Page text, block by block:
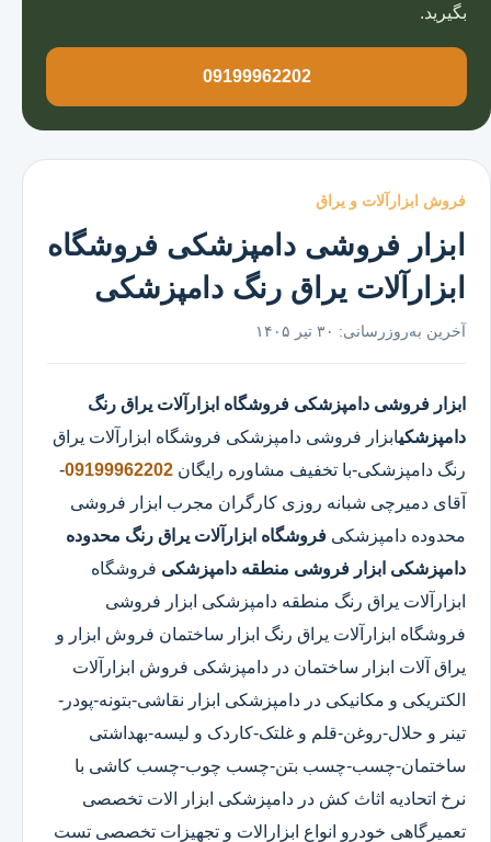
فروش ابزارآلات و یراق
ابزار فروشی دامپزشکی فروشگاه
ابزارآلات یراق رنگ دامپزشکی
آخرین به‌روزرسانی: ۳۰ تیر ۱۴۰۵
ابزار فروشی دامپزشکی فروشگاه ابزارآلات یراق رنگ
دامپزشکیابزار فروشی دامپزشکی فروشگاه ابزارآلات یراق
رنگ دامپزشکی-با تخفیف مشاوره رایگان 09199962202
-
آقای دمیرچی شبانه روزی کارگران مجرب ابزار فروشی
محدوده دامپزشکی فروشگاه ابزارآلات یراق رنگ محدوده
دامپزشکی ابزار فروشی منطقه دامپزشکی فروشگاه
ابزارآلات یراق رنگ منطقه دامپزشکی ابزار فروشی
فروشگاه ابزارآلات یراق رنگ ابزار ساختمان فروش ابزار و
یراق آلات ابزار ساختمان در دامپزشکی فروش ابزارآلات
الکتریکی و مکانیکی در دامپزشکی ابزار نقاشی-بتونه-پودر-
تینر و حلال-روغن-قلم و غلتک-کاردک و لیسه-بهداشتی
ساختمان-چسب-چسب بتن-چسب چوب-چسب کاشی با
نرخ اتحادیه اثاث کش در دامپزشکی ابزار الات تخصصی
تعمیرگاهی خودرو انواع ابزارالات و تجهیزات تخصصی تست
بگیرید.
09199962202